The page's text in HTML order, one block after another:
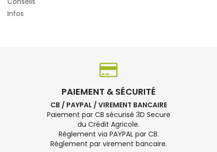
Infos
PAIEMENT & SÉCURITÉ
CB / PAYPAL / VIREMENT BANCAIRE
Paiement par CB sécurisé 3D Secure
du Crédit Agricole.
Règlement via PAYPAL par CB.
Règlement par virement bancaire.